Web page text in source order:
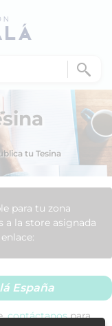
tu Tesina
para tu zona
a la store asignada
España
contáctanospara